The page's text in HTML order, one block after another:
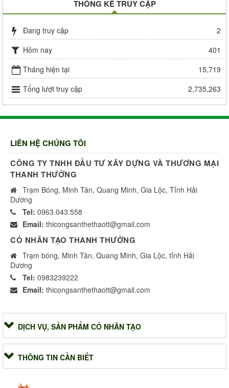
THỐNG KÊ TRUY CẬP
Đang truy cập
2
Hôm nay
401
Tháng hiện tại
15,719
Tổng lượt truy cập
2,735,263
LIÊN HỆ CHÚNG TÔI
CÔNG TY TNHH ĐẦU TƯ XÂY DỰNG VÀ THƯƠNG MẠI
THANH THƯỞNG
Trạm Bóng, Minh Tân, Quang Minh, Gia Lộc, Tỉnh Hải
Dương
Tel: 0963.043.558
Email: thicongsanthethaott@gmail.com
CỎ NHÂN TẠO THANH THƯỞNG
Trạm bóng, Minh Tân, Quang Minh, Gia Lộc, tỉnh Hải
Dương
Tel: 0983239222
Email: thicongsanthethaott@gmail.com
DỊCH VỤ, SẢN PHẨM CỎ NHÂN TẠO
THÔNG TIN CẦN BIẾT